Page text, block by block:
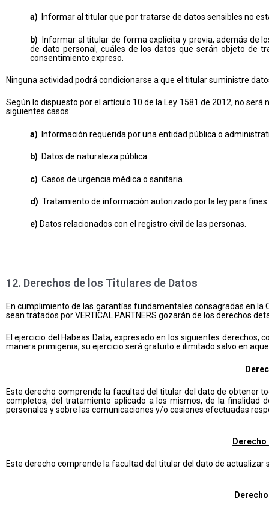
a) Informar al titular que por tratarse de datos sensibles no
b) Informar al titular de forma explícita y previa, además de
de dato personal, cuáles de los datos que serán objeto de
consentimiento expreso.
Ninguna actividad podrá condicionarse a que el titular suministre
Según lo dispuesto por el artículo 10 de la Ley 1581 de 2012, no
siguientes casos:
a) Información requerida por una entidad pública o
b) Datos de naturaleza pública.
c) Casos de urgencia médica o sanitaria.
d) Tratamiento de información autorizado por la ley para
e) Datos relacionados con el registro civil de las personas.
12. Derechos de los Titulares de Datos
En cumplimiento de las garantías fundamentales consagradas en
sean tratados por VERTICAL PARTNERS gozarán de los derechos
El ejercicio del Habeas Data, expresado en los siguientes
manera primigenia, su ejercicio será gratuito e ilimitado salvo en
Este derecho comprende la facultad del titular del dato de obtener
completos, del tratamiento aplicado a los mismos, de la finalidad
personales y sobre las comunicaciones y/o cesiones efectuadas
Este derecho comprende la facultad del titular del dato de